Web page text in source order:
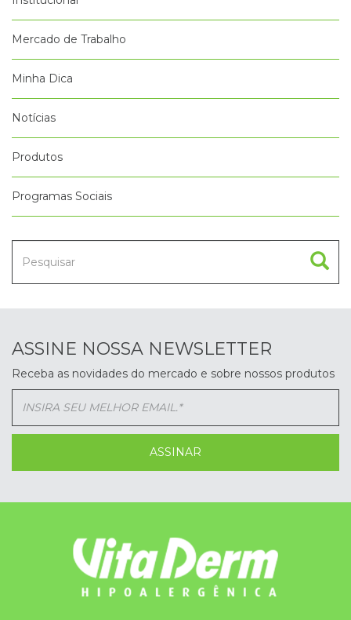
Mercado de Trabalho
Minha Dica
Notícias
Produtos
Programas Sociais
ASSINE NOSSA NEWSLETTER
Receba as novidades do mercado e sobre nossos produtos